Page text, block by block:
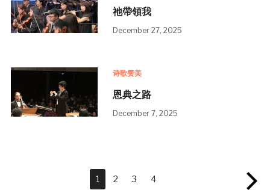
祂帶領我
December 27, 2025
诗歌赞美
恩典之路
December 7, 2025
1 2 3 4